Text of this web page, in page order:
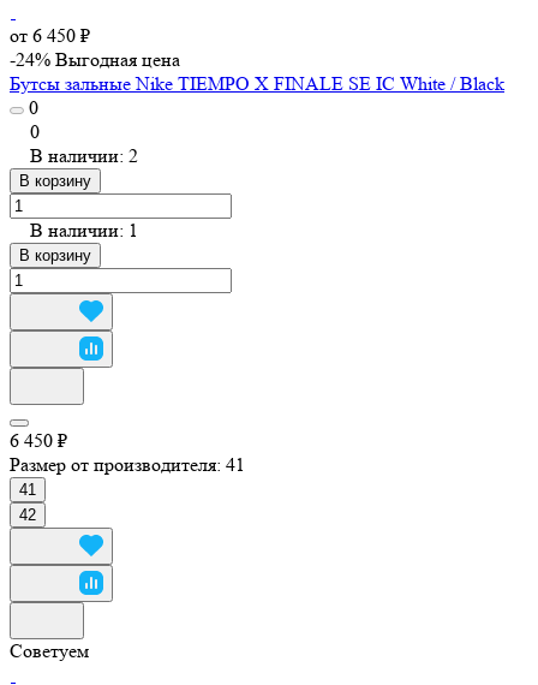
от 6 450 ₽
-24% Выгодная цена
Бутсы зальные Nike TIEMPO X FINALE SE IC White / Black
0
0
В наличии: 2
В корзину
В наличии: 1
В корзину
6 450 ₽
Размер от производителя: 41
41
42
Советуем